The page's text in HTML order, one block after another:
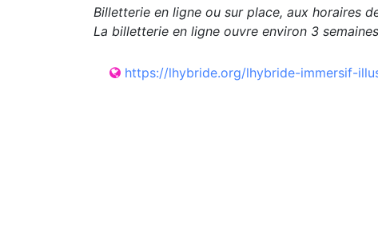
Billetterie en ligne ou sur place, aux horaires
La billetterie en ligne ouvre environ 3
https://lhybride.org/lhybride-immersif-